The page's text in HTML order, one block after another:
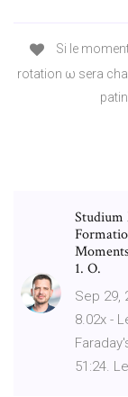
Si le
rotation ω sera
1. O.
Sep 29,
8.02x -
51:24.